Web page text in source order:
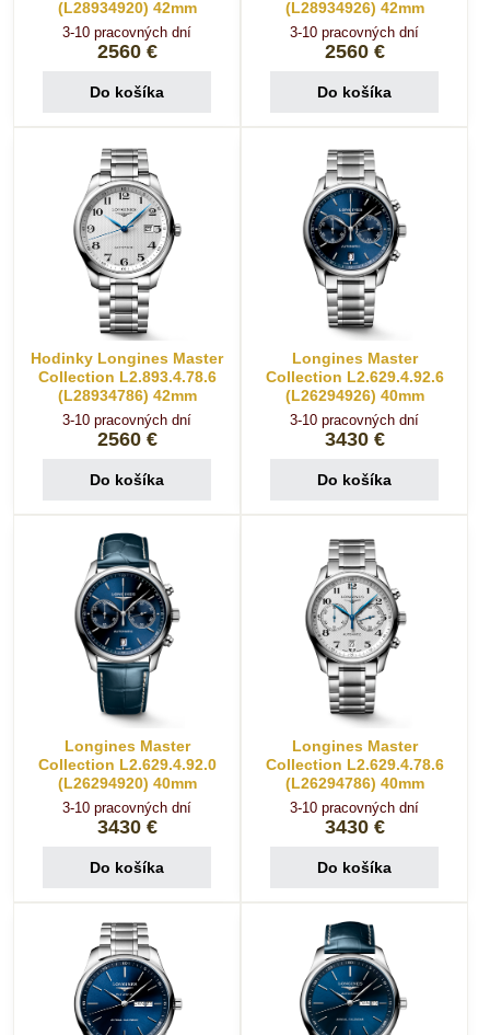
(L28934920) 42mm
3-10 pracovných dní
2560 €
Do košíka
(L28934926) 42mm
3-10 pracovných dní
2560 €
Do košíka
Hodinky Longines Master
Collection L2.893.4.78.6
(L28934786) 42mm
3-10 pracovných dní
2560 €
Do košíka
Longines Master
Collection L2.629.4.92.6
(L26294926) 40mm
3-10 pracovných dní
3430 €
Do košíka
Longines Master
Collection L2.629.4.92.0
(L26294920) 40mm
3-10 pracovných dní
3430 €
Do košíka
Longines Master
Collection L2.629.4.78.6
(L26294786) 40mm
3-10 pracovných dní
3430 €
Do košíka